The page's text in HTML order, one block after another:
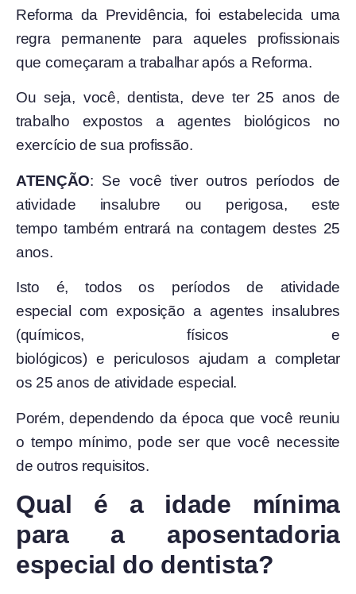
Reforma da Previdência, foi estabelecida uma
regra permanente para aqueles profissionais
que começaram a trabalhar após a Reforma.
Ou seja, você, dentista, deve ter 25 anos de
trabalho expostos a agentes biológicos no
exercício de sua profissão.
ATENÇÃO: Se você tiver outros períodos de
atividade insalubre ou perigosa, este
tempo também entrará na contagem destes 25
anos.
Isto é, todos os períodos de atividade
especial com exposição a agentes insalubres
(químicos, físicos e
biológicos) e periculosos ajudam a completar
os 25 anos de atividade especial.
Porém, dependendo da época que você reuniu
o tempo mínimo, pode ser que você necessite
de outros requisitos.
Qual é a idade mínima
para a aposentadoria
especial do dentista?